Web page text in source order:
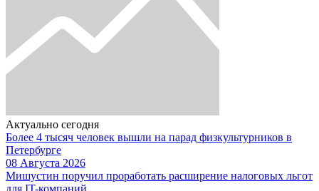
Актуально сегодня
Более 4 тысяч человек вышли на парад физкультурников в
Петербурге
08 Августа 2026
Мишустин поручил проработать расширение налоговых льгот
для IT-компаний